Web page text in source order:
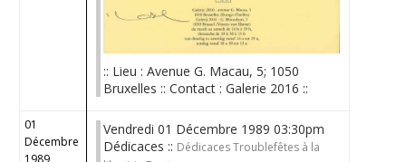
:: Lieu : Avenue G. Macau, 5; 1050
Bruxelles :: Contact : Galerie 2016 ::
01
Décembre
1989
Vendredi 01 Décembre 1989 03:30pm
Dédicaces :: Dédicaces Troublefêtes à la